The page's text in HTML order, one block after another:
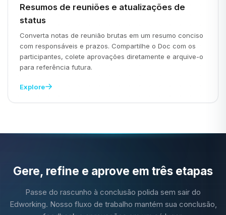
Resumos de reuniões e atualizações de
status
Converta notas de reunião brutas em um resumo conciso
com responsáveis e prazos. Compartilhe o Doc com os
participantes, colete aprovações diretamente e arquive-o
para referência futura.
Explore
Gere, refine e aprove em três etapas
Passe do rascunho à conclusão polida sem sair do
Edworking. Nosso fluxo de trabalho mantém sua conclusão,